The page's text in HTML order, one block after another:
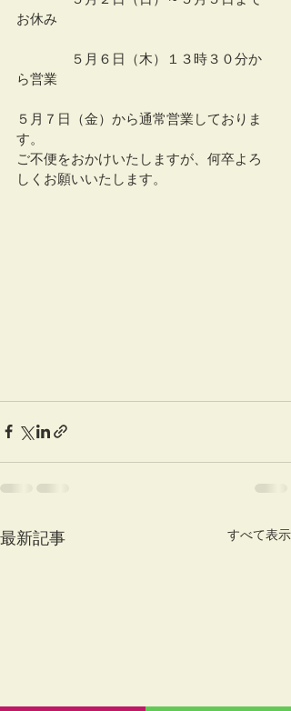
お休み
５月６日（木）１３時３０分か
ら営業
５月７日（金）から通常営業しておりま
す。
ご不便をおかけいたしますが、何卒よろ
しくお願いいたします。
最新記事 すべて表示